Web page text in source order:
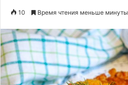
10 Время чтения меньше минуты